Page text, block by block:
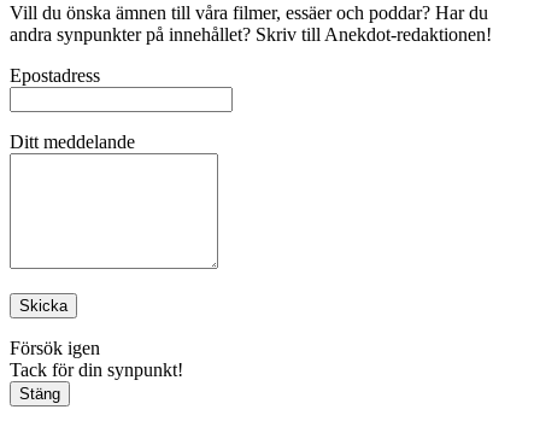
Vill du önska ämnen till våra filmer, essäer och poddar? Har du
andra synpunkter på innehållet? Skriv till Anekdot-redaktionen!
Epostadress
Ditt meddelande
Skicka
Försök igen
Tack för din synpunkt!
Stäng